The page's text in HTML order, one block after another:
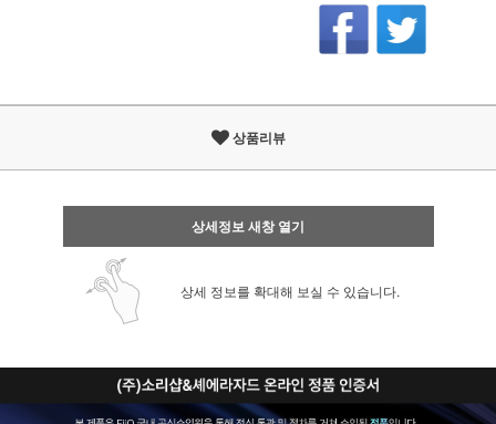
상품리뷰
상세정보 새창 열기
상세 정보를 확대해 보실 수 있습니다.